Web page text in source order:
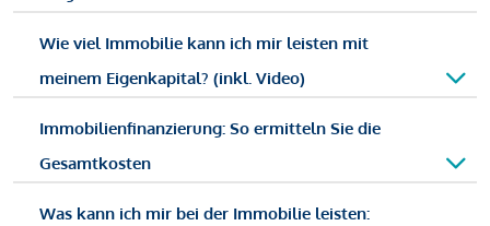
Wie viel Immobilie kann ich mir leisten mit
meinem Eigenkapital? (inkl. Video)
Immobilienfinanzierung: So ermitteln Sie die
Gesamtkosten
Was kann ich mir bei der Immobilie leisten: